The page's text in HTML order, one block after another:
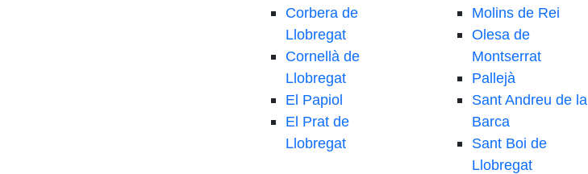
Corbera de
Llobregat
Cornellà de
Llobregat
El Papiol
El Prat de
Llobregat
Molins de Rei
Olesa de
Montserrat
Pallejà
Sant Andreu de la
Barca
Sant Boi de
Llobregat